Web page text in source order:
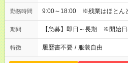
勤務時間 9:00～18:00 ※残業はほとん
期間 【急募】即日～長期 ※開始日
特徴 履歴書不要 / 服装自由